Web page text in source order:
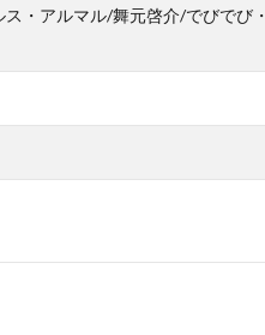
・アルマル/舞元啓介/でびでび・